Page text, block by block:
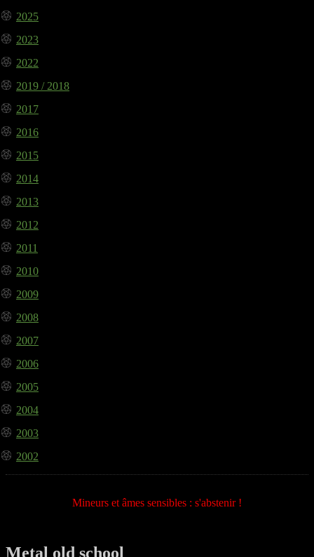
2025
2023
2022
2019 / 2018
2017
2016
2015
2014
2013
2012
2011
2010
2009
2008
2007
2006
2005
2004
2003
2002
Mineurs et âmes sensibles : s'abstenir !
Metal old school